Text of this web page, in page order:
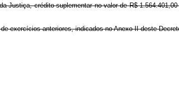
Justiça, crédito suplementar no valor de R$
exercícios anteriores, indicados no Anexo II deste